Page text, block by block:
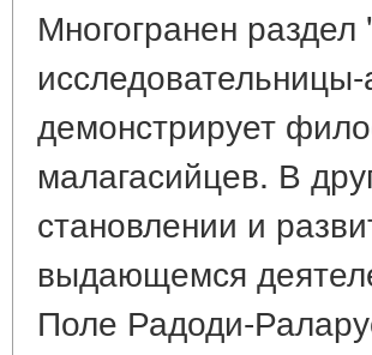
Многогранен раздел
демонстрирует
малагасийцев. В
становлении и
выдающемся
Поле Радоди-